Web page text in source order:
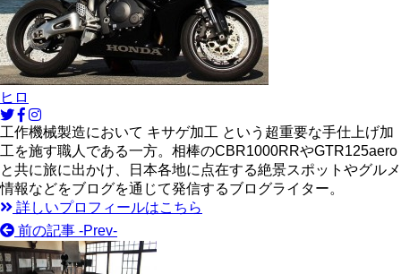
ヒロ
工作機械製造において キサゲ加工 という超重要な手仕上げ加
工を施す職人である一方。相棒のCBR1000RRやGTR125aero
と共に旅に出かけ、日本各地に点在する絶景スポットやグルメ
情報などをブログを通じて発信するブログライター。
詳しいプロフィールはこちら
前の記事 -Prev-